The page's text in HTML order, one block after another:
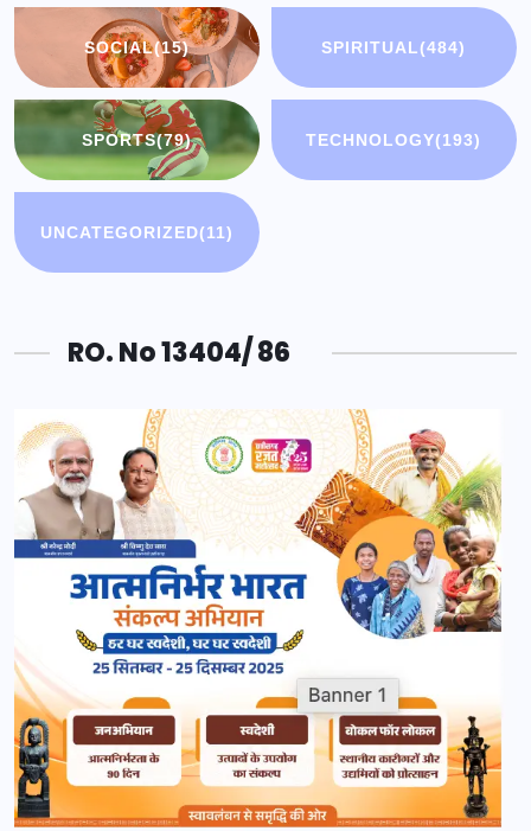
SOCIAL(15) SPIRITUAL(484)
SPORTS(79) TECHNOLOGY(193)
UNCATEGORIZED(11)
RO. No 13404/ 86